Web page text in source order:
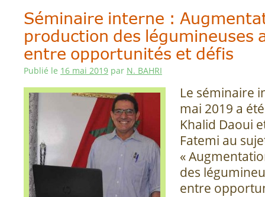
Séminaire interne :
production des légumineuses
entre opportunités et défis
Publié le 16 mai 2019 par N. BAHRI
Le séminaire
mai 2019 a
Khalid Daoui
Fatemi au
«
des
entre